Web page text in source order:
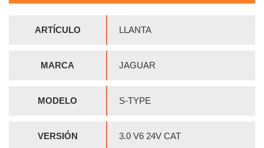
ARTÍCULO LLANTA
MARCA JAGUAR
MODELO S-TYPE
VERSIÓN 3.0 V6 24V CAT